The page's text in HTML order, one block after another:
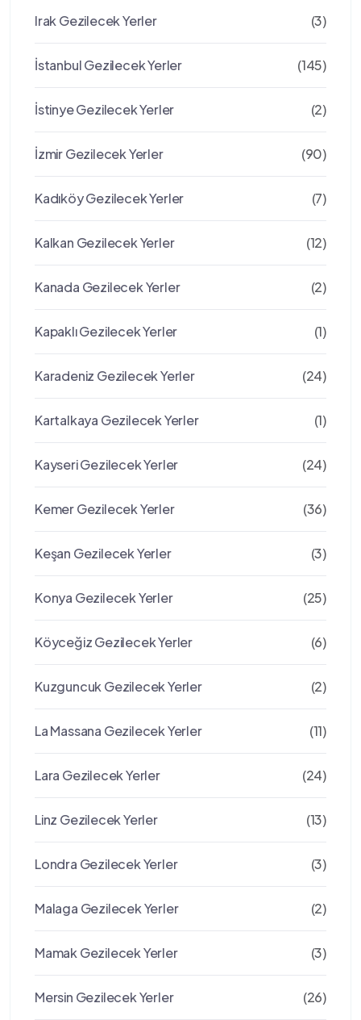
Irak Gezilecek Yerler (3)
İstanbul Gezilecek Yerler (145)
İstinye Gezilecek Yerler (2)
İzmir Gezilecek Yerler (90)
Kadıköy Gezilecek Yerler (7)
Kalkan Gezilecek Yerler (12)
Kanada Gezilecek Yerler (2)
Kapaklı Gezilecek Yerler (1)
Karadeniz Gezilecek Yerler (24)
Kartalkaya Gezilecek Yerler (1)
Kayseri Gezilecek Yerler (24)
Kemer Gezilecek Yerler (36)
Keşan Gezilecek Yerler (3)
Konya Gezilecek Yerler (25)
Köyceğiz Gezilecek Yerler (6)
Kuzguncuk Gezilecek Yerler (2)
La Massana Gezilecek Yerler (11)
Lara Gezilecek Yerler (24)
Linz Gezilecek Yerler (13)
Londra Gezilecek Yerler (3)
Malaga Gezilecek Yerler (2)
Mamak Gezilecek Yerler (3)
Mersin Gezilecek Yerler (26)